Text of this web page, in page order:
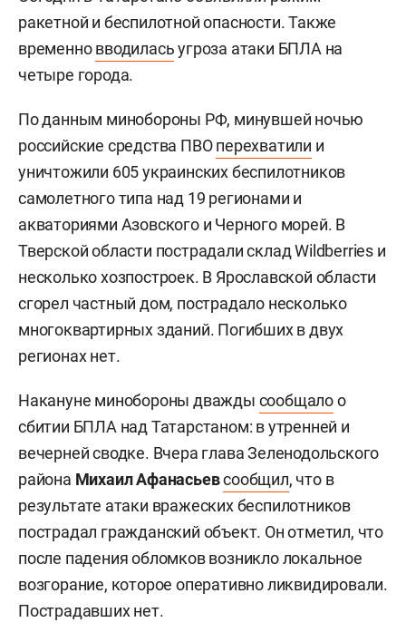
ракетной и беспилотной опасности. Также
временновводиласьугроза атаки БПЛА на
четыре города.
По данным минобороны РФ, минувшей ночью
российские средства ПВОперехватили и
уничтожили 605 украинских беспилотников
самолетного типа над 19 регионами и
акваториями Азовского и Черного морей. В
Тверской области пострадали склад Wildberries и
несколько хозпостроек. В Ярославской области
сгорел частный дом, пострадало несколько
многоквартирных зданий. Погибших в двух
регионах нет.
Накануне минобороны дважды сообщалоо
сбитии БПЛА над Татарстаном: в утренней и
вечерней сводке. Вчера глава Зеленодольского
района Михаил Афанасьевсообщил, что в
результате атаки вражеских беспилотников
пострадал гражданский объект. Он отметил, что
после падения обломков возникло локальное
возгорание, которое оперативно ликвидировали.
Пострадавших нет.